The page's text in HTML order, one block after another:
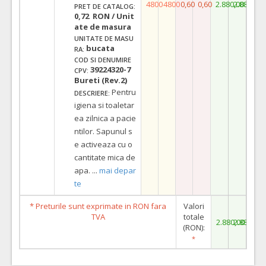
PRET DE CATALOG:
0,72 RON / Unit
ate de masura
UNITATE DE MASU
RA: bucata
COD SI DENUMIRE
CPV: 39224320-7
Bureti (Rev.2)
DESCRIERE: Pentru
igiena si toaletar
ea zilnica a pacie
ntilor. Sapunul s
e activeaza cu o
cantitate mica de
apa. ... mai depar
te
480048000,60 0,60 2.880,002.880,00
* Preturile sunt exprimate in RON fara
TVA
Valori
totale
(RON):
*
2.880,002.880,00